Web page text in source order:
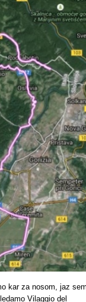
kar za nosom, jaz
Vilaggio del